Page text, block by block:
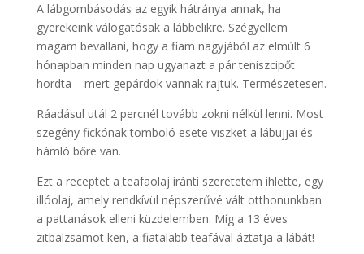
A lábgombásodás az egyik hátránya annak, ha
gyerekeink válogatósak a lábbelikre. Szégyellem
magam bevallani, hogy a fiam nagyjából az elmúlt 6
hónapban minden nap ugyanazt a pár teniszcipőt
hordta – mert gepárdok vannak rajtuk. Természetesen.
Ráadásul utál 2 percnél tovább zokni nélkül lenni. Most
szegény fickónak tomboló esete viszket a lábujjai és
hámló bőre van.
Ezt a receptet a teafaolaj iránti szeretetem ihlette, egy
illóolaj, amely rendkívül népszerűvé vált otthonunkban
a pattanások elleni küzdelemben. Míg a 13 éves
zitbalzsamot ken, a fiatalabb teafával áztatja a lábát!